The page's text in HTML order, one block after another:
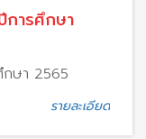
การศึกษา
กษา 2565
รายละเอียด